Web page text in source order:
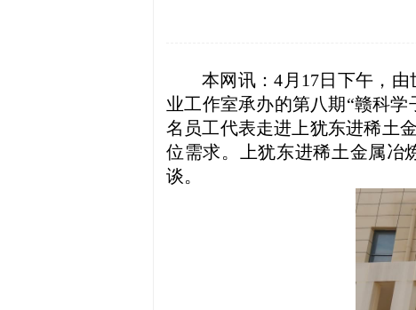
本网讯：4 月 17日 下午 ，
业工作室承办的第八期“赣科
名员工代表走进上犹东进稀土
位需求。上犹东进稀土金属冶
谈。